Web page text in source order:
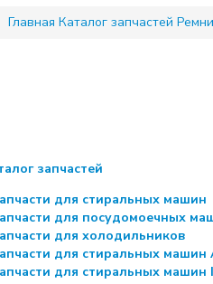
Главная Каталог запчастей Ремни
запчастей
для стиральных машин
для посудомоечных
для холодильников
для стиральных машин
для стиральных машин